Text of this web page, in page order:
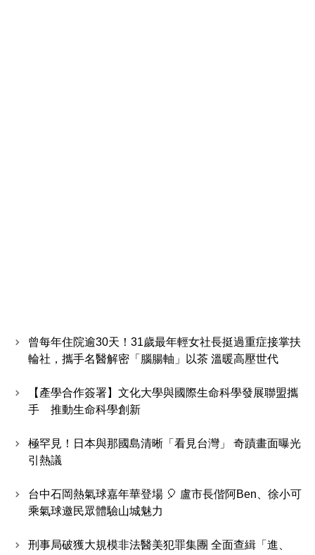
曾每年住院逾30天！31歲最年輕女社長挺過重症接掌扶
輪社，攜手名醫解密「腦腸軸」以茶 溫暖高壓世代
【產學合作簽署】文化大學與國際生命科學發展聯盟攜
手 推動生命科學創新
極罕見！日本與那國島清晰「看見台灣」 奇蹟畫面曝光
引熱議
台中石岡熱氣球嘉年華登場 🎈 盧市長偕阿Ben、徐小可
乘氣球邀民眾體驗山城魅力
刑事局破獲大規模非法醫美犯罪集團 全面查緝「進、